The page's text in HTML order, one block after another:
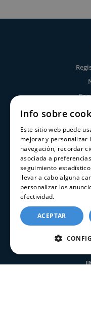
Info sobre
Este sitio web puede
mejorar y personalizar
navegación, recordar
asociada a
seguimiento
llevar a cabo alguna
personalizar los
efectividad.
ACEPTAR